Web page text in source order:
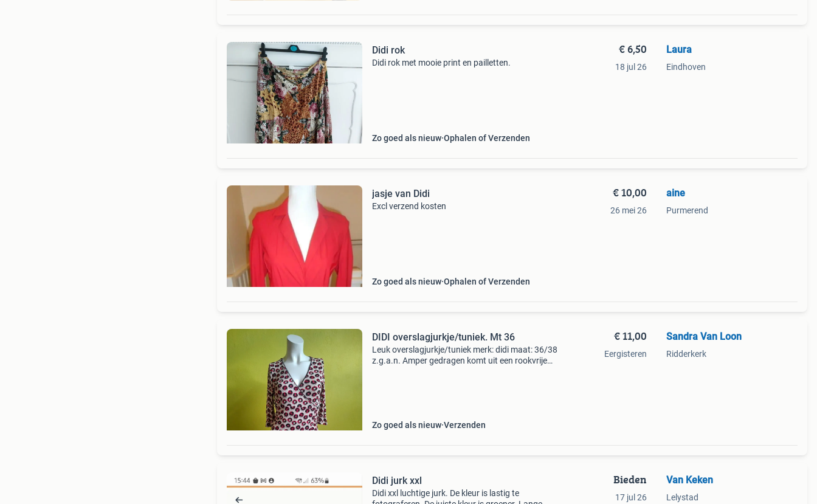
Didi rok
Didi rok met mooie print en pailletten.
Zo goed als nieuw Ophalen of Verzenden
€ 6,50
18 jul 26
Laura
Eindhoven
jasje van Didi
Excl verzend kosten
Zo goed als nieuw Ophalen of Verzenden
€ 10,00
26 mei 26
aine
Purmerend
DIDI overslagjurkje/tuniek. Mt 36
Leuk overslagjurkje/tuniek merk: didi maat: 36/38
z.g.a.n. Amper gedragen komt uit een rookvrije
Zo goed als nieuw Verzenden
€ 11,00
Eergisteren
Sandra Van Loon
Ridderkerk
Didi jurk xxl
Didi xxl luchtige jurk. De kleur is lastig te
Bieden
17 jul 26
Van Keken
Lelystad